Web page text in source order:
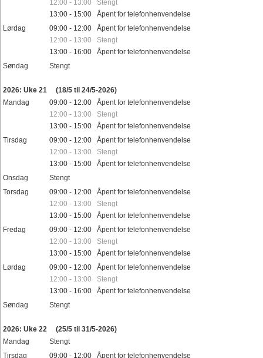
12:00 - 13:00 Stengt
13:00 - 15:00 Åpent for telefonhenvendelse
Lørdag
09:00 - 12:00 Åpent for telefonhenvendelse
12:00 - 13:00 Stengt
13:00 - 16:00 Åpent for telefonhenvendelse
Søndag
Stengt
2026: Uke 21
(18/5 til 24/5-2026)
Mandag
09:00 - 12:00 Åpent for telefonhenvendelse
12:00 - 13:00 Stengt
13:00 - 15:00 Åpent for telefonhenvendelse
Tirsdag
09:00 - 12:00 Åpent for telefonhenvendelse
12:00 - 13:00 Stengt
13:00 - 15:00 Åpent for telefonhenvendelse
Onsdag
Stengt
Torsdag
09:00 - 12:00 Åpent for telefonhenvendelse
12:00 - 13:00 Stengt
13:00 - 15:00 Åpent for telefonhenvendelse
Fredag
09:00 - 12:00 Åpent for telefonhenvendelse
12:00 - 13:00 Stengt
13:00 - 15:00 Åpent for telefonhenvendelse
Lørdag
09:00 - 12:00 Åpent for telefonhenvendelse
12:00 - 13:00 Stengt
13:00 - 16:00 Åpent for telefonhenvendelse
Søndag
Stengt
2026: Uke 22
(25/5 til 31/5-2026)
Mandag
Stengt
Tirsdag
09:00 - 12:00 Åpent for telefonhenvendelse